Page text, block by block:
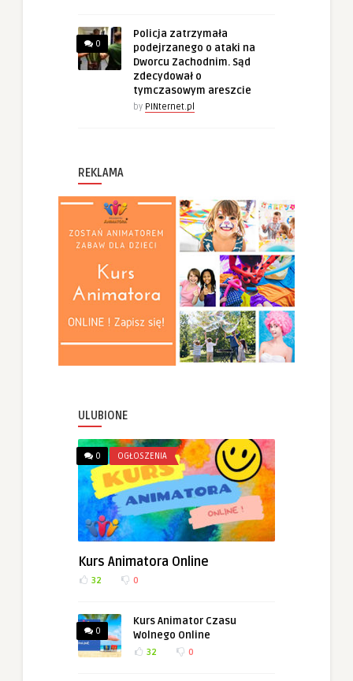
0
Policja zatrzymała
podejrzanego o ataki na
Dworcu Zachodnim. Sąd
zdecydował o
tymczasowym areszcie
by PINternet.pl
REKLAMA
ULUBIONE
0 OGŁOSZENIA
Kurs Animatora Online
32 0
0
Kurs Animator Czasu
Wolnego Online
32 0